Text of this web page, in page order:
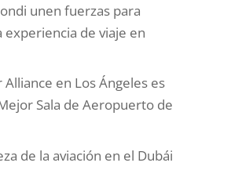
unen fuerzas para
de viaje en
Alliance en Los Ángeles es
Sala de Aeropuerto de
de la aviación en el Dubái